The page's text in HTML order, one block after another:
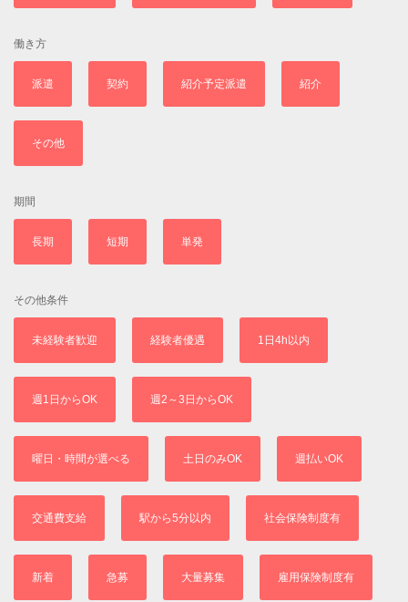
働き方
派遣 契約 紹介予定派遣 紹介
その他
期間
長期 短期 単発
その他条件
未経験者歓迎 経験者優遇 1日4h以内
週1日からOK 週2～3日からOK
曜日・時間が選べる 土日のみOK 週払いOK
交通費支給 駅から5分以内 社会保険制度有
新着 急募 大量募集 雇用保険制度有